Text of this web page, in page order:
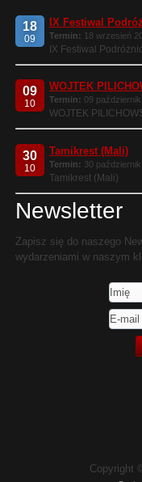
18
09
IX Festiwal
Termin: 18 wrzesień
IX Festiwal
09
10
WOJTEK
Termin: 09
WOJTEK
30
10
Tamikrest (Mali)
Termin: 30
Tamikrest (Mali)
Newsletter
Zapisz się do naszego
wydarzeniami w naszym
Copyright